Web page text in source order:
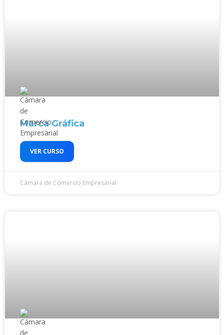
Marca Gráfica
VER CURSO
Cámara de Comercio Empresarial